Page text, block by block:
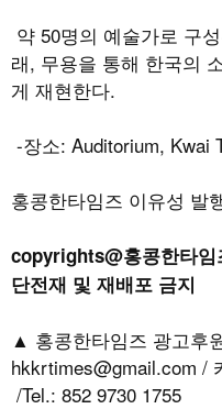
약 50명의 예술가로 구
래, 무용을 통해 한국의
게 재현한다.
-장소: Auditorium, Kwai
홍콩한타임즈 이유성 발
copyrights@홍콩한타
단전재 및 재배포 금지
▲ 홍콩한타임즈 광고후
hkkrtimes@gmail.com /
/Tel.: 852 9730 1755